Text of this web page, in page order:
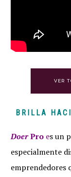
VER
BRILLA
DoerPro es un
especialmente
emprendedores